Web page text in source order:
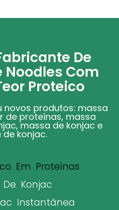
De
Noodles Com
Proteico
novos produtos: massa
de proteínas, massa
massa de konjac e
de konjac.
Em Proteínas
De Konjac
Instantânea